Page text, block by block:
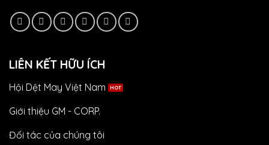
LIÊN KẾT HỮU ÍCH
Hội Dệt May Việt Nam
Giới thiệu GM - CORP.
Đối tác của chúng tôi